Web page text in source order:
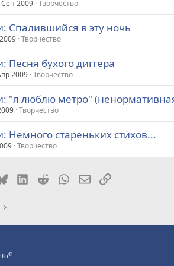
2009 Творчество
Спалившийся в эту ночь
Творчество
Песня бухого диггера
2009 Творчество
"я люблю метро"
Творчество
Немного стареньких стихов...
Творчество
BlueskyLinkedIn
Reddit WhatsApp
Электронная почта
Ссылка
®